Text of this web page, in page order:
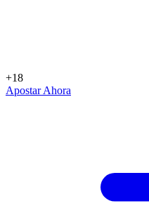
+18
Apostar Ahora